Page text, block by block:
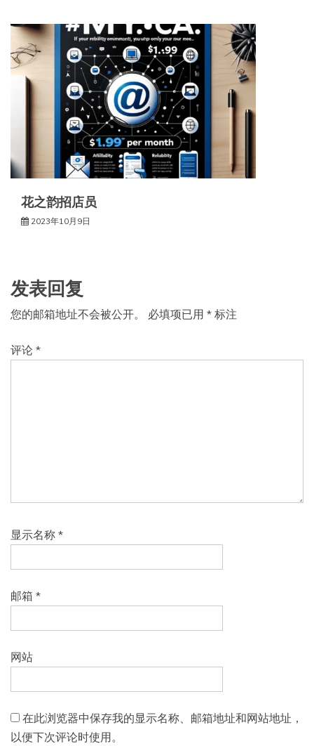
花之韵招店员
2023年10月9日
发表回复
您的邮箱地址不会被公开。 必填项已用 * 标注
评论 *
显示名称 *
邮箱 *
网站
在此浏览器中保存我的显示名称、邮箱地址和网站地址，
以便下次评论时使用。